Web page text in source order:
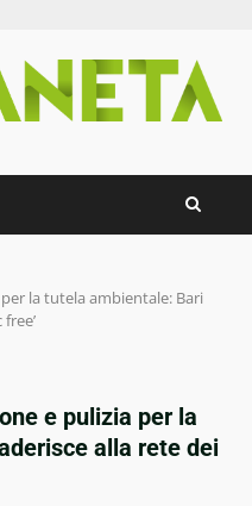
la tutela ambientale: Bari
e pulizia per la
alla rete dei